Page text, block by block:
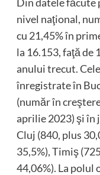
nivel naţional,
cu 21,45% în
la 16.153, faţă de
anului trecut.
înregistrate în
(număr în
aprilie 2023) şi în
Cluj (840, plus
35,5%), Timiş
44,06%). La polul